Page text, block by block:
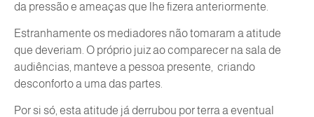
da pressão e ameaças que lhe fizera anteriormente.
Estranhamente os mediadores não tomaram a atitude
que deveriam. O próprio juiz ao comparecer na sala de
audiências, manteve a pessoa presente, criando
desconforto a uma das partes.
Por si só, esta atitude já derrubou por terra a eventual